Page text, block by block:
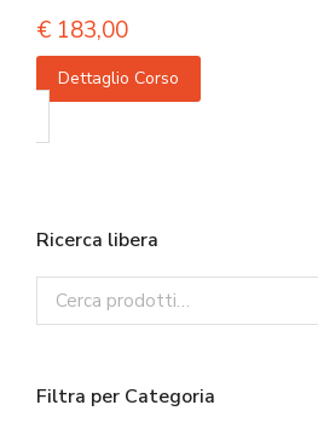
€ 183,00
Dettaglio Corso
Ricerca libera
Filtra per Categoria